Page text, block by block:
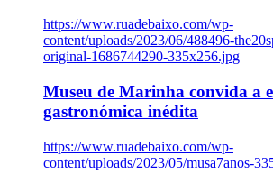
https://www.ruadebaixo.com/wp-
content/uploads/2023/06/488496-
original-1686744290-335x256.jpg
Museu de Marinha convida a
gastronómica inédita
https://www.ruadebaixo.com/wp-
content/uploads/2023/05/musa7anos-